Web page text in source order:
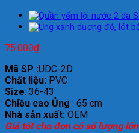
75.000₫
Mã SP :UDC-2D
Chất liệu: PVC
Size: 36-43
Chiều cao Ủng : 65 cm
Nhà sản xuất: OEM
Giá tốt cho đơn có số lượng lớn